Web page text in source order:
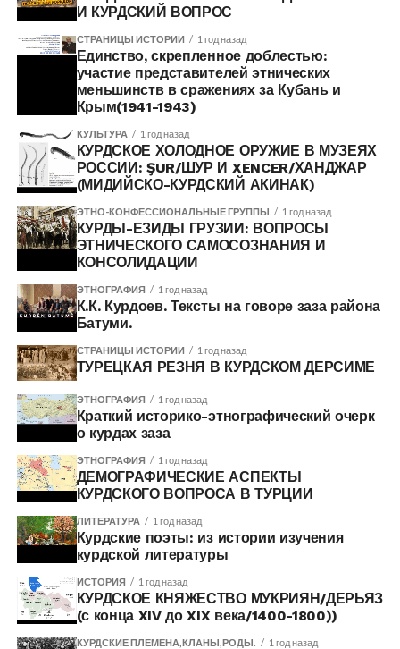
И КУРДСКИЙ ВОПРОС
СТРАНИЦЫ ИСТОРИИ 1 год назад
Единство, скрепленное доблестью:
участие представителей этнических
меньшинств в сражениях за Кубань и
Крым(1941-1943)
КУЛЬТУРА 1 год назад
КУРДСКОЕ ХОЛОДНОЕ ОРУЖИЕ В МУЗЕЯХ
РОССИИ: ŞUR/ШУР И XENCER/ХАНДЖАР
(МИДИЙСКО-КУРДСКИЙ АКИНАК)
ЭТНО-КОНФЕССИОНАЛЬНЫЕ ГРУППЫ 1 год назад
КУРДЫ-ЕЗИДЫ ГРУЗИИ: ВОПРОСЫ
ЭТНИЧЕСКОГО САМОСОЗНАНИЯ И
КОНСОЛИДАЦИИ
ЭТНОГРАФИЯ 1 год назад
К.К. Курдоев. Тексты на говоре заза района
Батуми.
СТРАНИЦЫ ИСТОРИИ 1 год назад
ТУРЕЦКАЯ РЕЗНЯ В КУРДСКОМ ДЕРСИМЕ
ЭТНОГРАФИЯ 1 год назад
Краткий историко-этнографический очерк
о курдах заза
ЭТНОГРАФИЯ 1 год назад
ДЕМОГРАФИЧЕСКИЕ АСПЕКТЫ
КУРДСКОГО ВОПРОСА В ТУРЦИИ
ЛИТЕРАТУРА 1 год назад
Курдские поэты: из истории изучения
курдской литературы
ИСТОРИЯ 1 год назад
КУРДСКОЕ КНЯЖЕСТВО МУКРИЯН/ДЕРЬЯЗ
(с конца XIV до XIX века/1400-1800))
КУРДСКИЕ ПЛЕМЕНА,КЛАНЫ,РОДЫ. 1 год назад